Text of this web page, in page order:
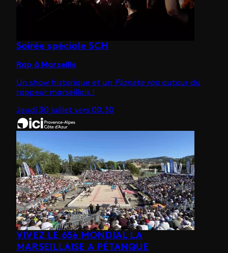
Soirée spéciale SCH
Rap à Marseille
Un show historique et un Planète rap autour du
rappeur marseillais !
Jeudi 30 juillet vers 00.30
VIVEZ LE 65è MONDIAL LA
MARSEILLAISE A PÉTANQUE